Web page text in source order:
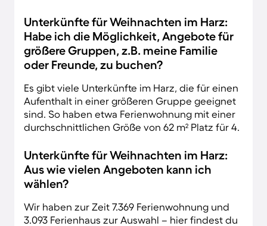
Unterkünfte für Weihnachten im Harz:
Habe ich die Möglichkeit, Angebote für
größere Gruppen, z.B. meine Familie
oder Freunde, zu buchen?
Es gibt viele Unterkünfte im Harz, die für einen
Aufenthalt in einer größeren Gruppe geeignet
sind. So haben etwa Ferienwohnung mit einer
durchschnittlichen Größe von 62 m² Platz für 4.
Unterkünfte für Weihnachten im Harz:
Aus wie vielen Angeboten kann ich
wählen?
Wir haben zur Zeit 7.369 Ferienwohnung und
3.093 Ferienhaus zur Auswahl – hier findest du